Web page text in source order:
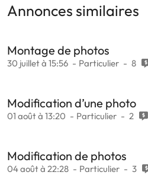
Annonces similaires
Montage de photos
30 juillet à 15:56 Particulier 8
Modification d’une photo
01 août à 13:20 Particulier 2
Modification de photos
04 août à 22:28 Particulier 3